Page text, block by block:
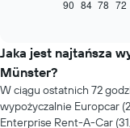
cena
za
wynajem
samochodu
wraz
90 84 78 72
Jaka jest najtańsza
Münster?
W ciągu ostatnich 72
wypożyczalnie Europcar
Enterprise Rent-A-Car